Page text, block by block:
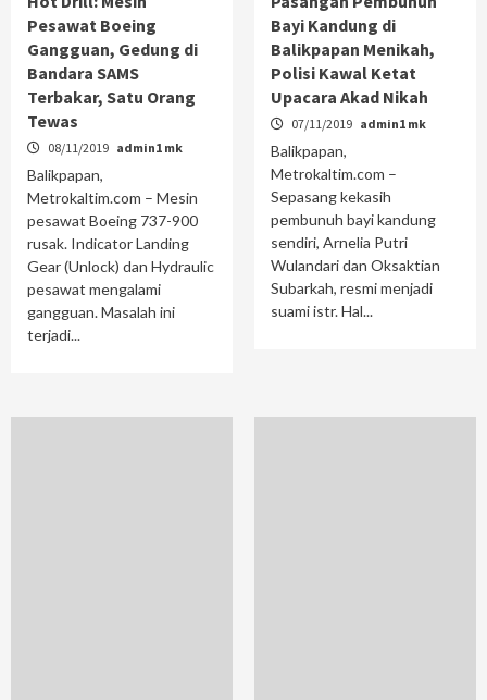
Pesawat Boeing
Gangguan, Gedung di
Bandara SAMS
Terbakar, Satu Orang
Tewas
08/11/2019 admin1 mk
Balikpapan,
Metrokaltim.com – Mesin
pesawat Boeing 737-900
rusak. Indicator Landing
Gear (Unlock) dan Hydraulic
pesawat mengalami
gangguan. Masalah ini
terjadi...
Bayi Kandung di
Balikpapan Menikah,
Polisi Kawal Ketat
Upacara Akad Nikah
07/11/2019 admin1 mk
Balikpapan,
Metrokaltim.com –
Sepasang kekasih
pembunuh bayi kandung
sendiri, Arnelia Putri
Wulandari dan Oksaktian
Subarkah, resmi menjadi
suami istr. Hal...